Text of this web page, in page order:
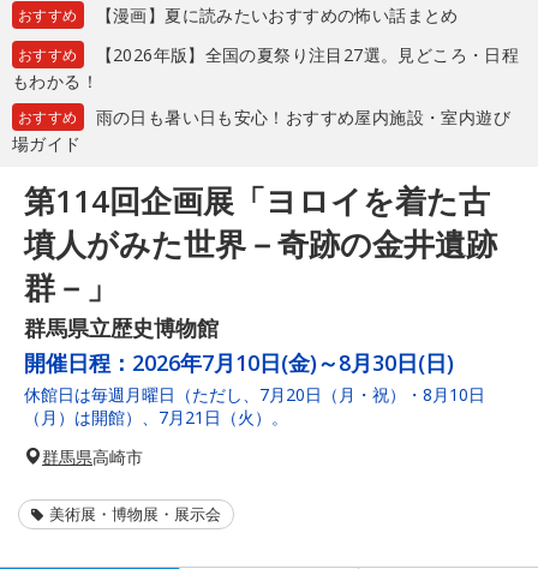
おすすめ 【漫画】夏に読みたいおすすめの怖い話まとめ
おすすめ
【2026年版】全国の夏祭り注目27選。見どころ・日程
もわかる！
おすすめ
雨の日も暑い日も安心！おすすめ屋内施設・室内遊び
場ガイド
第114回企画展「ヨロイを着た古
墳人がみた世界－奇跡の金井遺跡
群－」
群馬県立歴史博物館
開催日程： 2026年7月10日(金)～8月30日(日)
休館日は毎週月曜日（ただし、7月20日（月・祝）・8月10日
（月）は開館）、7月21日（火）。
群馬県高崎市
美術展・博物展・展示会